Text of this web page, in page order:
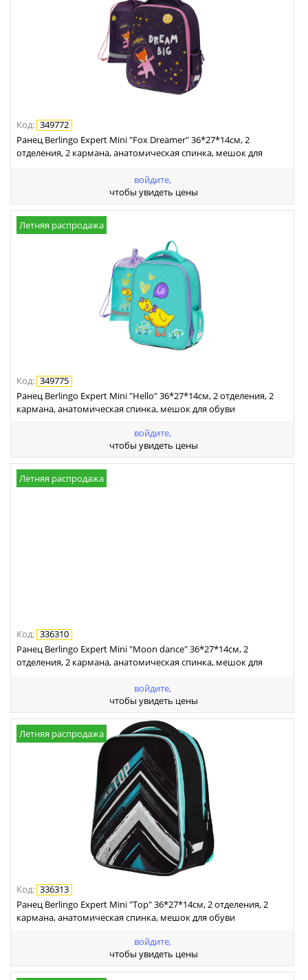
Код: 349772
Ранец Berlingo Expert Mini "Fox Dreamer" 36*27*14см, 2
отделения, 2 кармана, анатомическая спинка, мешок для
войдите,
чтобы увидеть цены
Летняя распродажа
Код: 349775
Ранец Berlingo Expert Mini "Hello" 36*27*14см, 2 отделения, 2
кармана, анатомическая спинка, мешок для обуви
войдите,
чтобы увидеть цены
Летняя распродажа
Код: 336310
Ранец Berlingo Expert Mini "Moon dance" 36*27*14см, 2
отделения, 2 кармана, анатомическая спинка, мешок для
войдите,
чтобы увидеть цены
Летняя распродажа
Код: 336313
Ранец Berlingo Expert Mini "Top" 36*27*14см, 2 отделения, 2
кармана, анатомическая спинка, мешок для обуви
войдите,
чтобы увидеть цены